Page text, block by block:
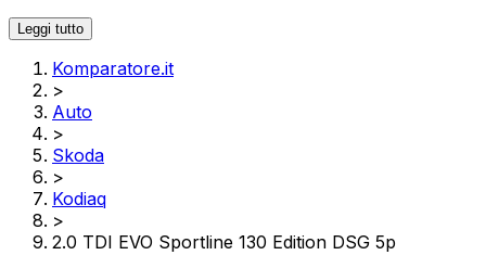
Leggi tutto
Komparatore.it
>
Auto
>
Skoda
>
Kodiaq
>
2.0 TDI EVO Sportline 130 Edition DSG 5p